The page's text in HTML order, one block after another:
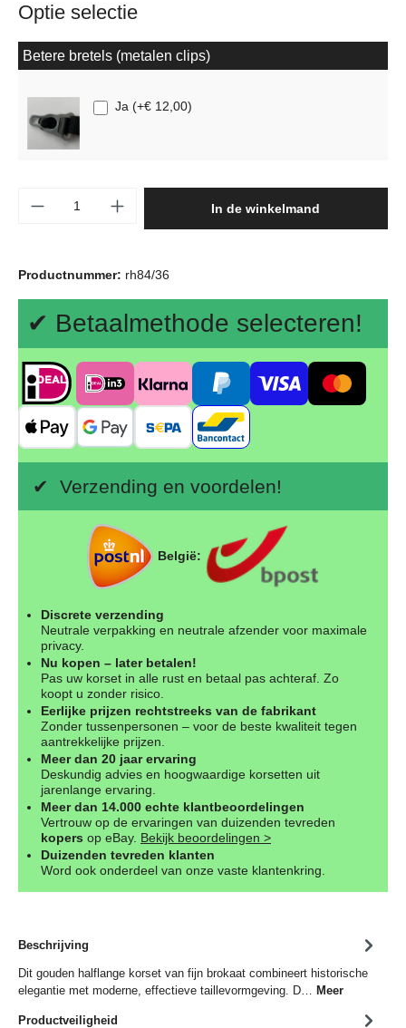
Optie selectie
Betere bretels (metalen clips)
Ja (+€ 12,00)
Producthoeveelheid: Voer de gewenste
In de winkelmand
Productnummer: rh84/36
✔ Betaalmethode selecteren!
✔ Verzending en voordelen!
België:
Discrete verzending
Neutrale verpakking en neutrale afzender voor maximale
privacy.
Nu kopen – later betalen!
Pas uw korset in alle rust en betaal pas achteraf. Zo
koopt u zonder risico.
Eerlijke prijzen rechtstreeks van de fabrikant
Zonder tussenpersonen – voor de beste kwaliteit tegen
aantrekkelijke prijzen.
Meer dan 20 jaar ervaring
Deskundig advies en hoogwaardige korsetten uit
jarenlange ervaring.
Meer dan 14.000 echte klantbeoordelingen
Vertrouw op de ervaringen van duizenden tevreden
kopers op eBay. Bekijk beoordelingen >
Duizenden tevreden klanten
Word ook onderdeel van onze vaste klantenkring.
Beschrijving
Dit gouden halflange korset van fijn brokaat combineert historische
elegantie met moderne, effectieve taillevormgeving. D… Meer
Productveiligheid